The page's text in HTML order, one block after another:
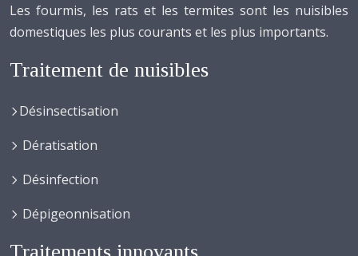
Les fourmis, les rats et les termites sont les nuisibles
domestiques les plus courants et les plus importants.
Traitement de nuisibles
Désinsectisation
Dératisation
Désinfection
Dépigeonnisation
Traitements innovants